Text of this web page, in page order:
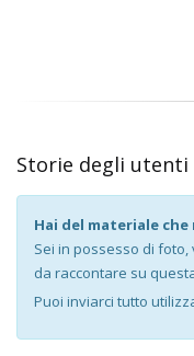
Storie degli utenti
Hai del materiale
Sei in possesso di
da raccontare su
Puoi inviarci tutto